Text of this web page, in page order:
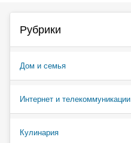
Рубрики
Дом и семья
Интернет и телекоммуникации
Кулинария